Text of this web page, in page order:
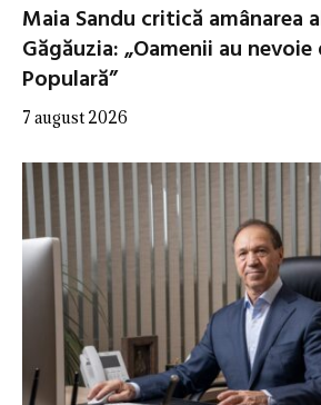
Maia Sandu critică amânarea
Găgăuzia: „Oamenii au
Populară”
7 august 2026